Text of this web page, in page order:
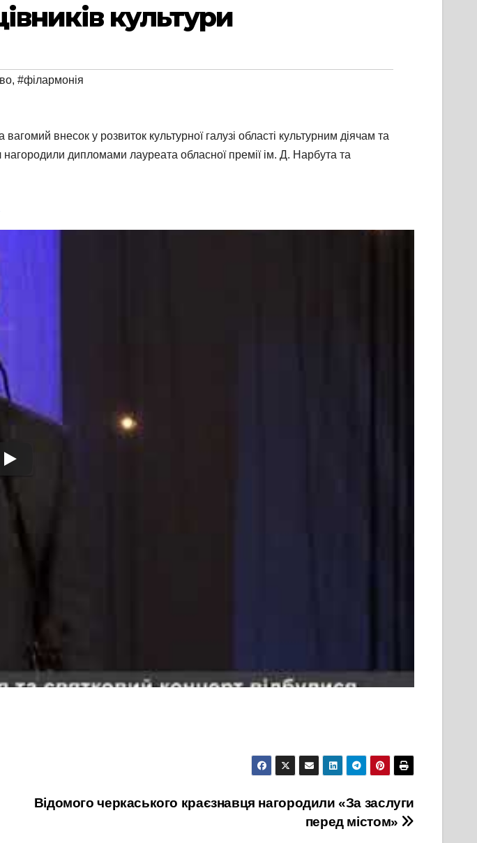
культури
, #філармонія
внесок у розвиток культурної галузі області культурним діячам та
дипломами лауреата обласної премії ім. Д. Нарбута та
Відомого черкаського краєзнавця нагородили «За заслуги
перед містом»